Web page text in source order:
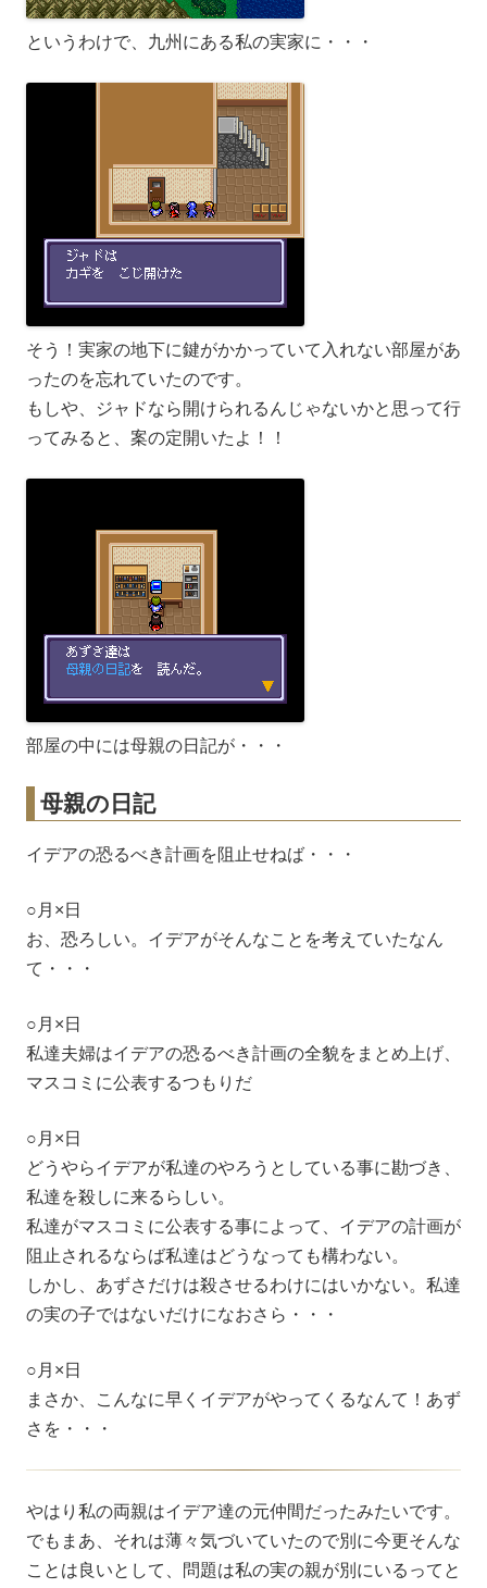
というわけで、九州にある私の実家に・・・
そう！実家の地下に鍵がかかっていて入れない部屋があ
ったのを忘れていたのです。
もしや、ジャドなら開けられるんじゃないかと思って行
ってみると、案の定開いたよ！！
部屋の中には母親の日記が・・・
母親の日記
イデアの恐るべき計画を阻止せねば・・・
○月×日
お、恐ろしい。イデアがそんなことを考えていたなん
て・・・
○月×日
私達夫婦はイデアの恐るべき計画の全貌をまとめ上げ、
マスコミに公表するつもりだ
○月×日
どうやらイデアが私達のやろうとしている事に勘づき、
私達を殺しに来るらしい。
私達がマスコミに公表する事によって、イデアの計画が
阻止されるならば私達はどうなっても構わない。
しかし、あずさだけは殺させるわけにはいかない。私達
の実の子ではないだけになおさら・・・
○月×日
まさか、こんなに早くイデアがやってくるなんて！あず
さを・・・
やはり私の両親はイデア達の元仲間だったみたいです。
でもまあ、それは薄々気づいていたので別に今更そんな
ことは良いとして、問題は私の実の親が別にいるってと